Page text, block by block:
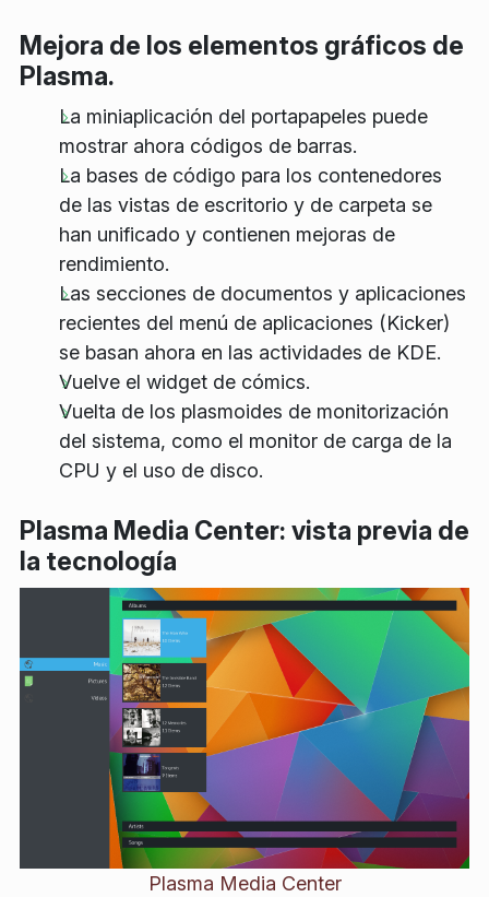
Mejora de los elementos gráficos de
Plasma.
La miniaplicación del portapapeles puede
mostrar ahora códigos de barras.
La bases de código para los contenedores
de las vistas de escritorio y de carpeta se
han unificado y contienen mejoras de
rendimiento.
Las secciones de documentos y aplicaciones
recientes del menú de aplicaciones (Kicker)
se basan ahora en las actividades de KDE.
Vuelve el widget de cómics.
Vuelta de los plasmoides de monitorización
del sistema, como el monitor de carga de la
CPU y el uso de disco.
Plasma Media Center: vista previa de
la tecnología
Plasma Media Center